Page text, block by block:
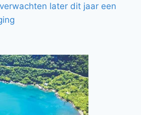
later dit jaar een